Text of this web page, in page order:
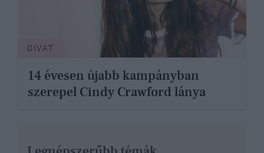
DIVAT
14 évesen újabb kampányban
szerepel Cindy Crawford lánya